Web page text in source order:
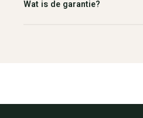
Wat is de garantie?